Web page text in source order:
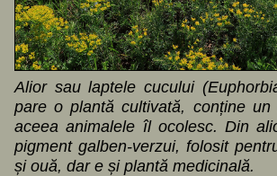
Alior sau laptele cucului
pare o plantă cultivată, conține
aceea animalele îl ocolesc. Din
pigment galben-verzui, folosit
și ouă, dar e și plantă medicinală.